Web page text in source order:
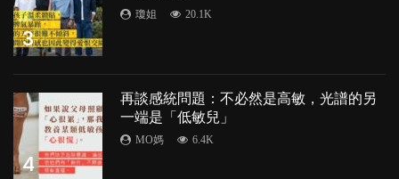
3
瓊姐 20.1K
4
再談感統問題：不必然是高敏，光譜的另
一端是「低敏兒」
MO媽 6.4K